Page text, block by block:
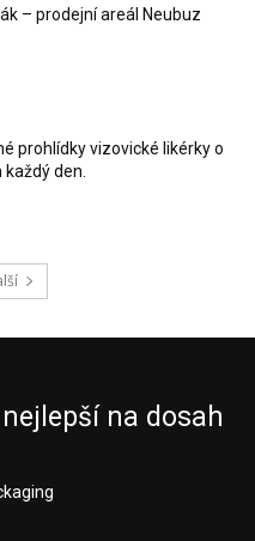
– prodejní areál Neubuz
prohlídky vizovické likérky o
den.
na dosah